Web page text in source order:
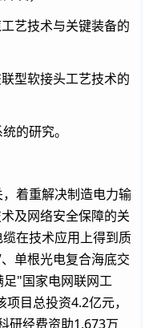
艺技术与关键装备的
型软接头工艺技术的
的研究。
着重解决制造电力输
及网络安全保障的关
在技术应用上得到质
单根光电复合海底交
"国家电网联网工
目总投资4.2亿元，
研经费资助1,673万